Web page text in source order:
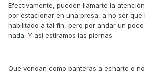
Efectivamente, pueden llamarte la
por estacionar en una presa, a no ser que
habilitado a tal fin, pero por andar un
nada. Y así estiramos las piernas.
Que vengan como panteras a echarte o